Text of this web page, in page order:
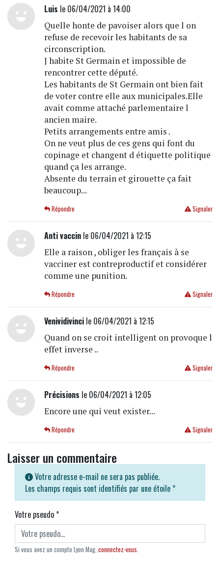
Luis le 06/04/2021 à 14:00
Quelle honte de pavoiser alors que l on
refuse de recevoir les habitants de sa
circonscription.
J habite St Germain et impossible de
rencontrer cette député.
Les habitants de St Germain ont bien fait
de voter contre elle aux municipales.Elle
avait comme attaché parlementaire l
ancien maire.
Petits arrangements entre amis .
On ne veut plus de ces gens qui font du
copinage et changent d étiquette politique
quand ça les arrange.
Absente du terrain et girouette ça fait
beaucoup...
Signaler
Répondre
Anti vaccinle 06/04/2021 à 12:15
Elle a raison , obliger les français à se
vacciner est contreproductif et considérer
comme une punition.
Signaler
Répondre
Venividivincile 06/04/2021 à 12:15
Quand on se croit intelligent on provoque l
effet inverse ..
Signaler
Répondre
Précisions le 06/04/2021 à 12:05
Encore une qui veut exister...
Signaler
Répondre
Laisser un commentaire
Votre adresse e-mail ne sera pas publiée.
Les champs requis sont identifiés par une étoile *
Votre pseudo*
Si vous avez un compte Lyon Mag, connectez-vous